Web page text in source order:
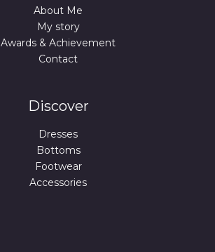
About Me
My story
Awards & Achievement
Contact
Discover
Dresses
Bottoms
Footwear
Accessories